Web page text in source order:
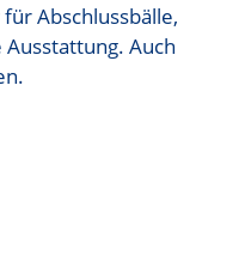
Abschlussbälle,
Auch